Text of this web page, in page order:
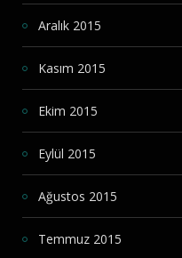
Aralık 2015
Kasım 2015
Ekim 2015
Eylül 2015
Ağustos 2015
Temmuz 2015